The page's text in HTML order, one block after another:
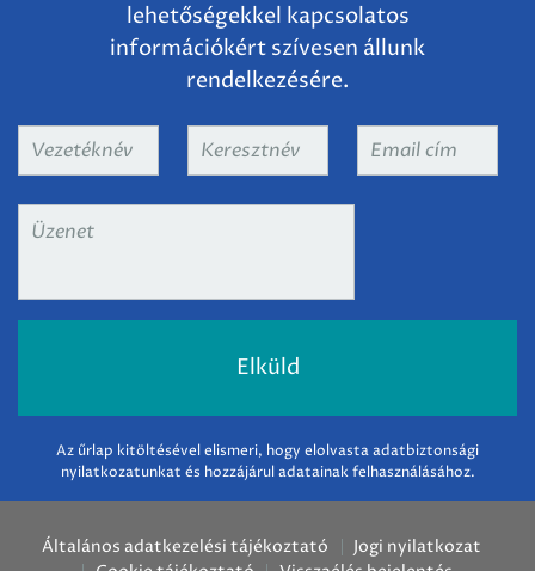
lehetőségekkel kapcsolatos
információkért szívesen állunk
rendelkezésére.
Vezetéknév Keresztnév
Email
Üzenet
Az űrlap kitöltésével elismeri, hogy elolvasta adatbiztonsági
nyilatkozatunkat és hozzájárul adatainak felhasználásához.
Általános adatkezelési tájékoztató
Jogi nyilatkozat